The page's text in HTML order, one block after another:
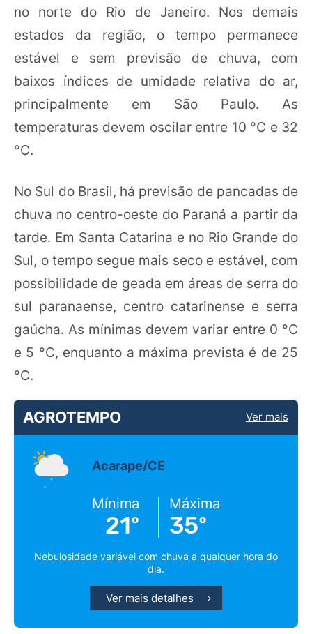
no norte do Rio de Janeiro. Nos demais
estados da região, o tempo permanece
estável e sem previsão de chuva, com
baixos índices de umidade relativa do ar,
principalmente em São Paulo. As
temperaturas devem oscilar entre 10 °C e 32
°C.
No Sul do Brasil, há previsão de pancadas de
chuva no centro-oeste do Paraná a partir da
tarde. Em Santa Catarina e no Rio Grande do
Sul, o tempo segue mais seco e estável, com
possibilidade de geada em áreas de serra do
sul paranaense, centro catarinense e serra
gaúcha. As mínimas devem variar entre 0 °C
e 5 °C, enquanto a máxima prevista é de 25
°C.
AGROTEMPO Ver mais
Acarape/CE
Mínima
21º
Máxima
35º
Nebulosidade variável com chuva a qualquer hora do
dia.
Ver mais detalhes